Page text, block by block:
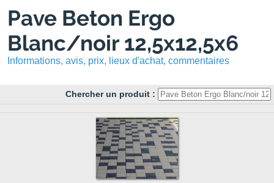
Pave Beton Ergo
Blanc/noir 12,5x12,5x6
Informations, avis, prix, lieux d'achat, commentaires
Chercher un produit :